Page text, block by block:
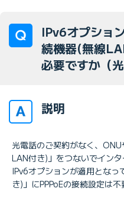
IPv6オプショ
続機器(無線
必要ですか（
説明
光電話のご契約がなく、
LAN付き)」をつないでインタ
IPv6オプションが適用とな
き)」にPPPoEの接続設定は不